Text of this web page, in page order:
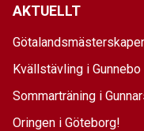
AKTUELLT
Kvällstävling i Gunnebo
Sommarträning i
Oringen i Göteborg!